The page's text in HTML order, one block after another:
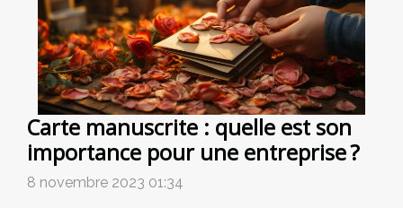
Carte manuscrite : quelle est son
importance pour une entreprise ?
8 novembre 2023 01:34